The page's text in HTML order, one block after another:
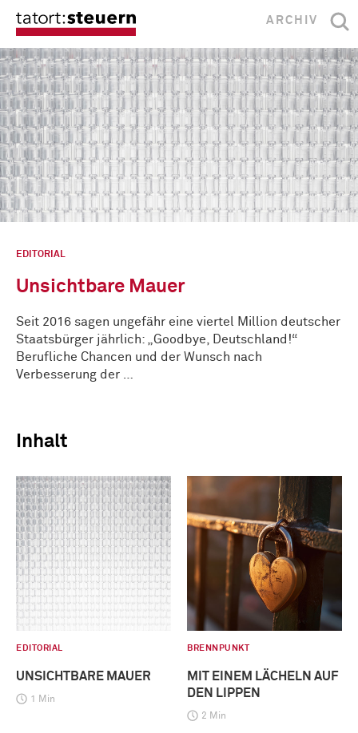
ARCHIV
EDITORIAL
Unsichtbare Mauer
Seit 2016 sagen ungefähr eine viertel Million deutscher
Staatsbürger jährlich: „Goodbye, Deutschland!“
Berufliche Chancen und der Wunsch nach
Verbesserung der …
Inhalt
EDITORIAL
UNSICHTBARE MAUER
1 Min
BRENNPUNKT
MIT EINEM LÄCHELN AUF
DEN LIPPEN
2 Min